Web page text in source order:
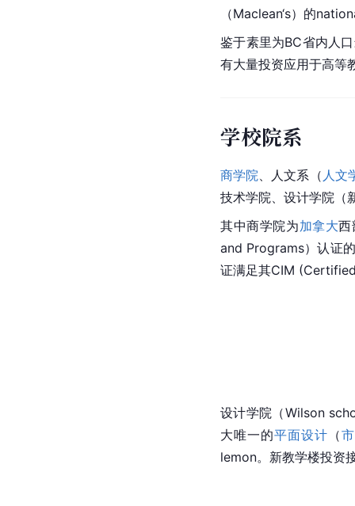
（Maclean‘s）的
鉴于素里为BC省内人
有大量投资应用于高等
学校院系
商学院 、人文系（ 人文
技术学院、设计学院（
其中商学院为加拿大西
and Programs）认证
证满足其CIM
设计学院（Wilson
大唯一的平面设计 （
lemon。新教学楼投资